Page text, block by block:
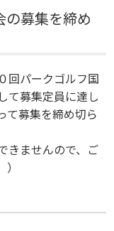
の募集を締め
回パークゴルフ国
て募集定員に達し
て募集を締め切ら
きませんので、ご